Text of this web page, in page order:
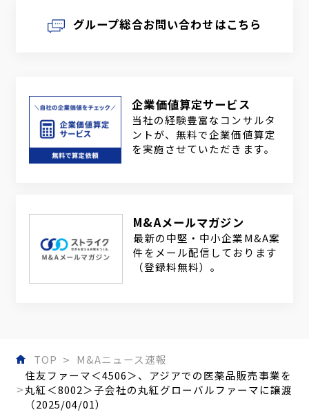
グループ総合お問い合わせはこちら
企業価値算定サービス
当社の経験豊富なコンサルタ
ントが、無料で企業価値算定
を実施させていただきます。
M&Aメールマガジン
最新の中堅・中小企業M&A案
件をメール配信しております
（登録料無料）。
TOP
M&Aニュース速報
住友ファーマ＜4506＞、アジアでの医薬品販売事業を
丸紅＜8002＞子会社の丸紅グローバルファーマに譲渡
（2025/04/01）